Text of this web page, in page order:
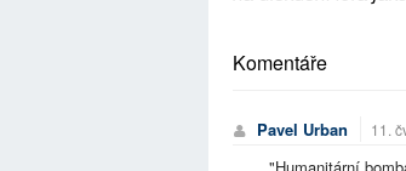
Komentáře
Pavel Urban 11.